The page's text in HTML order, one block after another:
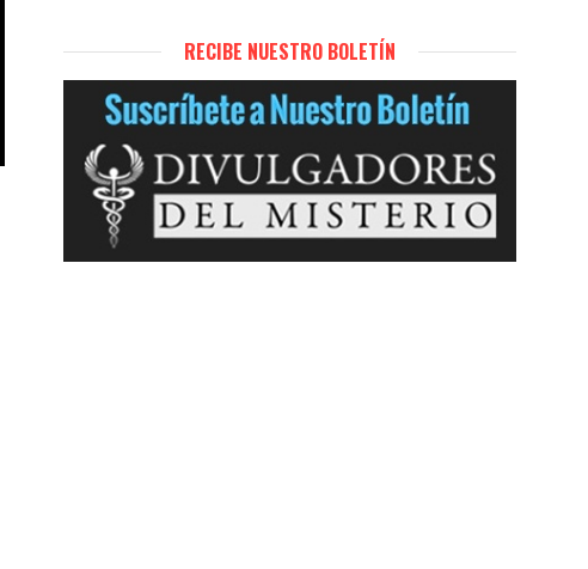
RECIBE NUESTRO BOLETÍN